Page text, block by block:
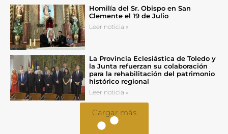
Homilía del Sr. Obispo en San
Clemente el 19 de Julio
Leer noticia »
La Provincia Eclesiástica de Toledo y
la Junta refuerzan su colaboración
para la rehabilitación del patrimonio
histórico regional
Leer noticia »
Cargar más